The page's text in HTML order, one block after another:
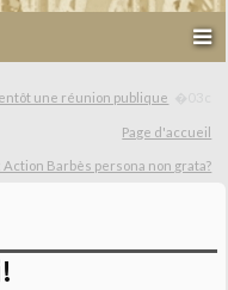
une réunion publique
Page d'accueil
Barbès persona non grata?